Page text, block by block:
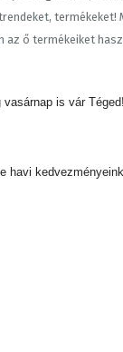
termékeket!
az ő termékeiket
is vár
havi